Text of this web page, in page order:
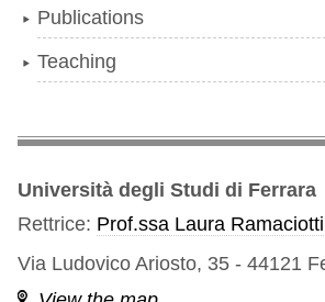
Publications
Teaching
Università degli Studi di Ferrara
Rettrice: Prof.ssa Laura Ramaciotti
Via Ludovico Ariosto, 35 - 44121